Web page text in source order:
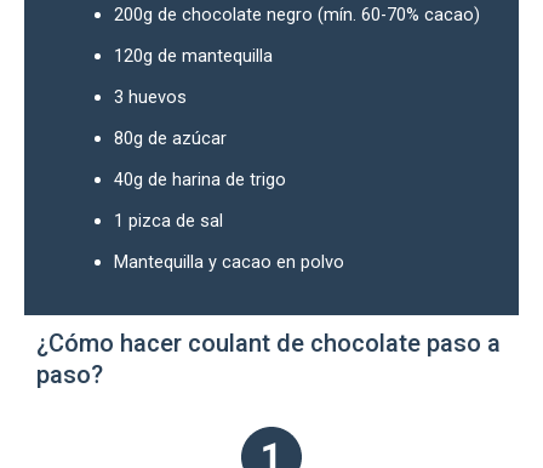
200g de chocolate negro (mín. 60-70% cacao)
120g de mantequilla
3 huevos
80g de azúcar
40g de harina de trigo
1 pizca de sal
Mantequilla y cacao en polvo
¿Cómo hacer coulant de chocolate paso a
paso?